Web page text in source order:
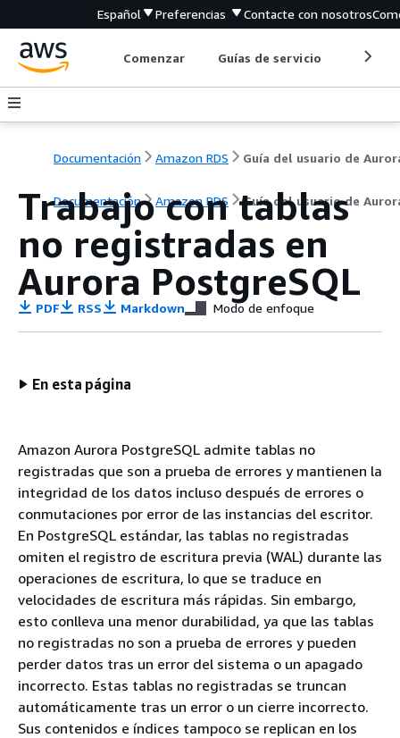
Español Preferencias Contacte con nosotros
Comenzar Guías de servicio
Documentación Amazon RDS Guía del usuario de
Documentación Amazon RDS Guía del usuario de
Trabajo con tablas
no registradas en
Aurora PostgreSQL
PDF RSS Markdown Modo de enfoque
En esta página
Amazon Aurora PostgreSQL admite tablas no
registradas que son a prueba de errores y mantienen la
integridad de los datos incluso después de errores o
conmutaciones por error de las instancias del escritor.
En PostgreSQL estándar, las tablas no registradas
omiten el registro de escritura previa (WAL) durante las
operaciones de escritura, lo que se traduce en
velocidades de escritura más rápidas. Sin embargo,
esto conlleva una menor durabilidad, ya que las tablas
no registradas no son a prueba de errores y pueden
perder datos tras un error del sistema o un apagado
incorrecto. Estas tablas no registradas se truncan
automáticamente tras un error o un cierre incorrecto.
Sus contenidos e índices tampoco se replican en los